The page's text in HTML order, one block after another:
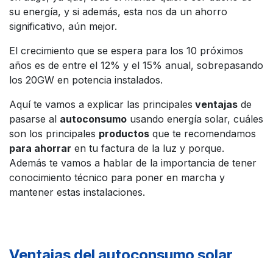
su energía, y si además, esta nos da un ahorro
significativo, aún mejor.
El crecimiento que se espera para los 10 próximos
años es de entre el 12% y el 15% anual, sobrepasando
los 20GW en potencia instalados.
Aquí te vamos a explicar las principales ventajas de
pasarse al autoconsumo usando energía solar, cuáles
son los principales productos que te recomendamos
para ahorrar en tu factura de la luz y porque.
Además te vamos a hablar de la importancia de tener
conocimiento técnico para poner en marcha y
mantener estas instalaciones.
Ventajas del aut​oconsumo solar